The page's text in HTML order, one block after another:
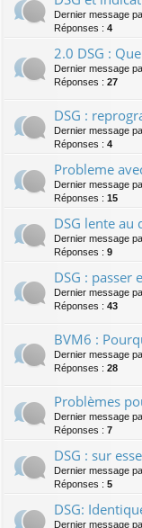
Dernier message
Réponses : 4
2.0 DSG :
Dernier message
Réponses : 27
DSG :
Dernier message
Réponses : 4
Probleme
Dernier message
Réponses : 15
DSG lente au
Dernier message
Réponses : 9
DSG : passer
Dernier message
Réponses : 43
BVM6 :
Dernier message
Réponses : 28
Problèmes
Dernier message
Réponses : 7
DSG : sur
Dernier message
Réponses : 5
DSG:
Dernier message